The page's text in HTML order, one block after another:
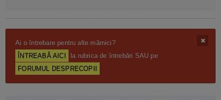
Ai o întrebare pentru alte mămici?
ÎNTREABĂ AICI
la rubrica de întrebări SAU pe
FORUMUL DESPRECOPII